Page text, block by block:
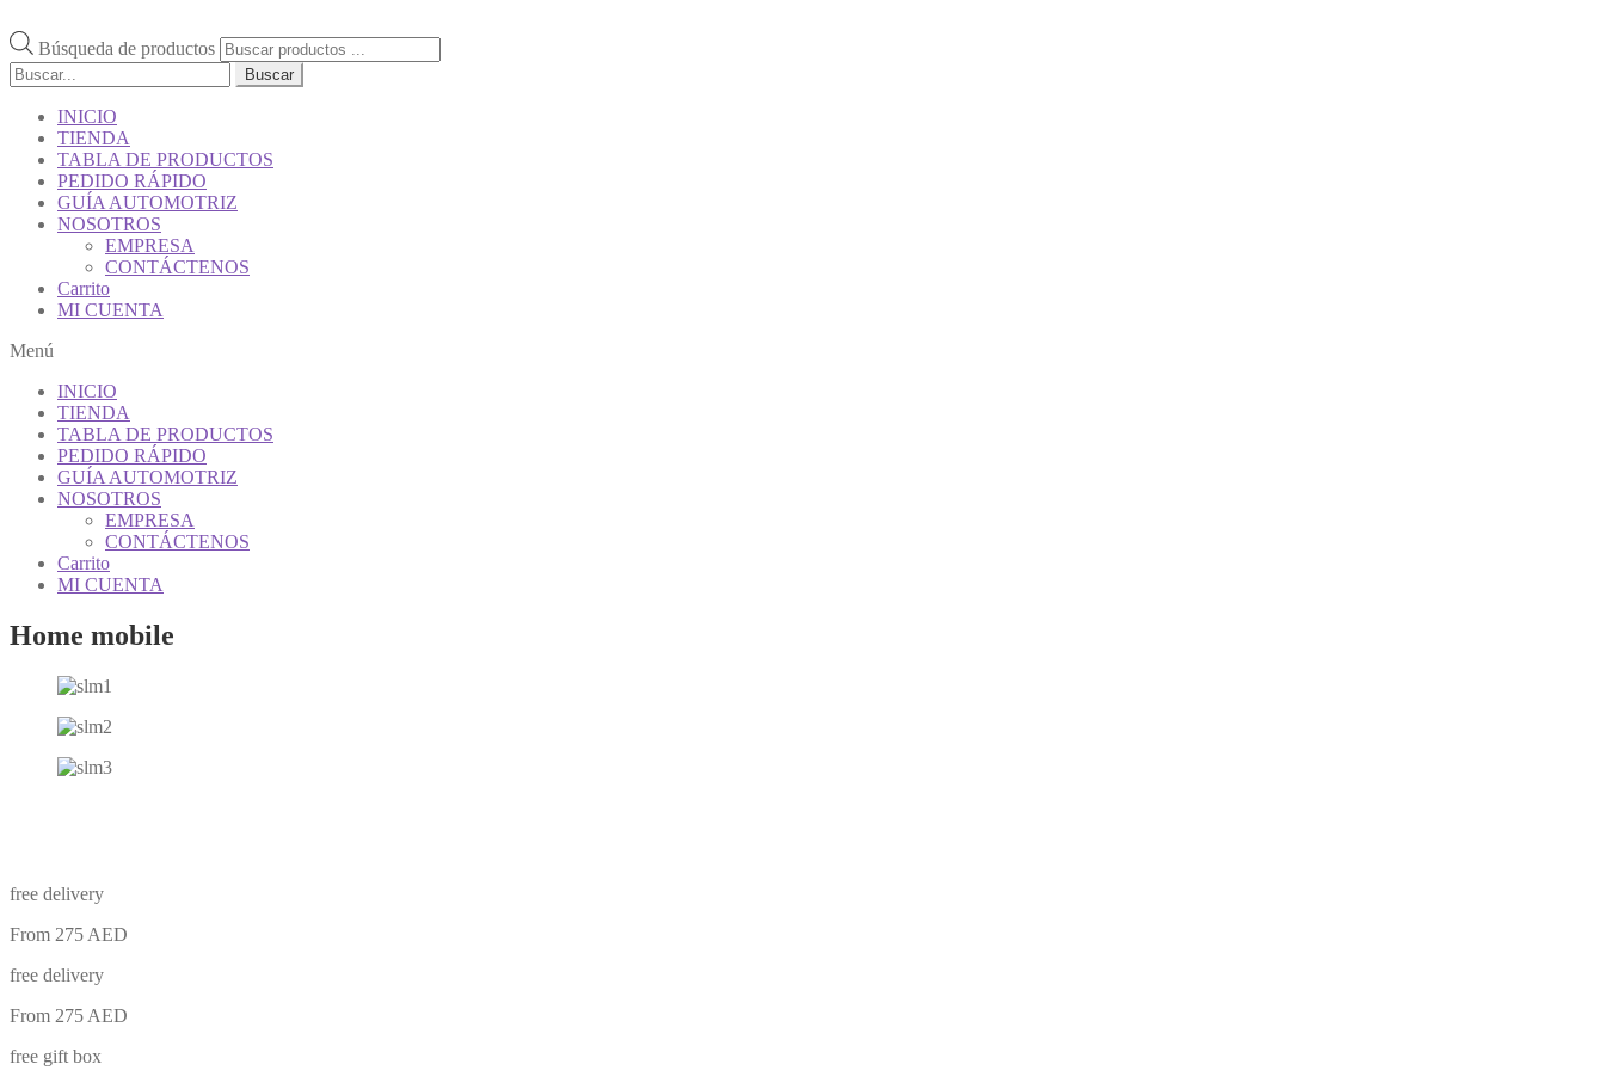
Búsqueda de productos
Buscar
INICIO
TIENDA
TABLA DE PRODUCTOS
PEDIDO RÁPIDO
GUÍA AUTOMOTRIZ
NOSOTROS
EMPRESA
CONTÁCTENOS
Carrito
MI CUENTA
Menú
INICIO
TIENDA
TABLA DE PRODUCTOS
PEDIDO RÁPIDO
GUÍA AUTOMOTRIZ
NOSOTROS
EMPRESA
CONTÁCTENOS
Carrito
MI CUENTA
Home mobile
free delivery
From 275 AED
free delivery
From 275 AED
free gift box